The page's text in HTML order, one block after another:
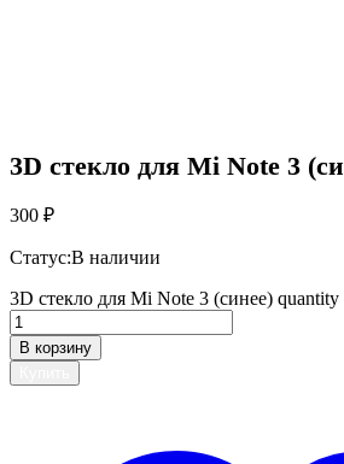
3D стекло для Mi Note 3
300 ₽
Статус:В наличии
3D стекло для Mi Note 3 (синее) quantity
В корзину